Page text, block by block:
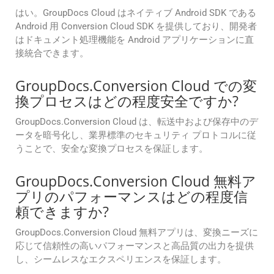
はい。GroupDocs Cloud はネイティブ Android SDK である
Android 用 Conversion Cloud SDK を提供しており、開発者
はドキュメント処理機能を Android アプリケーションに直
接統合できます。
GroupDocs.Conversion Cloud での変
換プロセスはどの程度安全ですか?
GroupDocs.Conversion Cloud は、転送中および保存中のデ
ータを暗号化し、業界標準のセキュリティ プロトコルに従
うことで、安全な変換プロセスを保証します。
GroupDocs.Conversion Cloud 無料ア
プリのパフォーマンスはどの程度信
頼できますか?
GroupDocs.Conversion Cloud 無料アプリは、変換ニーズに
応じて信頼性の高いパフォーマンスと高品質の出力を提供
し、シームレスなエクスペリエンスを保証します。